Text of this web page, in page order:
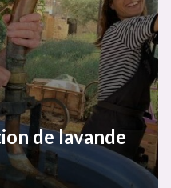
de lavande